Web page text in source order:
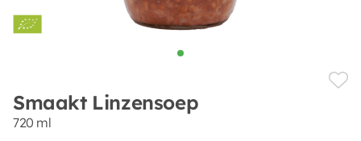
Smaakt Linzensoep
720 ml